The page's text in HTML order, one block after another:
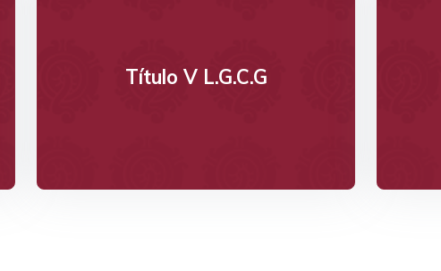
Título V L.G.C.G
Da clic